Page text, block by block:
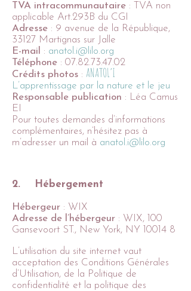
TVA intracommunautaire : TVA non
applicable Art.293B du CGI
Adresse : 9 avenue de la République,
33127 Martignas sur Jalle
E-mail
: anatol.i@lilo.org
Téléphone : 07.82.73.47.02
Crédits photos : ANATOL’I
L’apprentissage par la nature et le jeu
Responsable publication : Léa Camus
EI
Pour toutes demandes d’informations
complémentaires, n’hésitez pas à
m’adresser un mail à anatol.i@lilo.org
2. Hébergement
Hébergeur : WIX
Adresse de l’hébergeur : WIX, 100
Gansevoort ST., New York, NY 10014 8
L’utilisation du site internet vaut
acceptation des Conditions Générales
d’Utilisation, de la Politique de
confidentialité et la politique des